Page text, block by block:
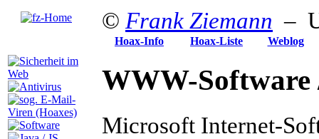
© Frank Ziemann –
Hoax-Info Hoax-Liste Weblog
WWW-
Microsoft Internet-